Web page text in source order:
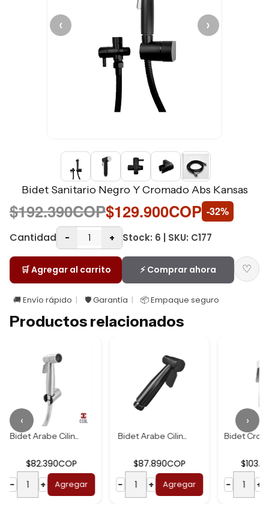
‹ ›
Bidet Sanitario Negro Y Cromado Abs Kansas
$192.390COP$129.900COP -32%
Cantidad
- + Stock: 6 | SKU: C177
🛒 Agregar al carrito ⚡ Comprar ahora ♡
🚚 Envío rápido 🛡️ Garantía 📦 Empaque seguro
Productos relacionados
Agregar
Bidet Arabe Cilin...
−
Agregar
Bidet Cromado Tri...
−
Agregar
‹ ›